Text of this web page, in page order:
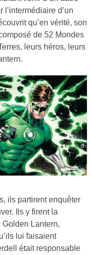
l’intermédiaire d’un
qu’en vérité, son
de 52 Mondes
leurs héros, leurs
ils partirent enquêter
Ils y firent la
Golden Lantern,
lui faisaient
était responsable